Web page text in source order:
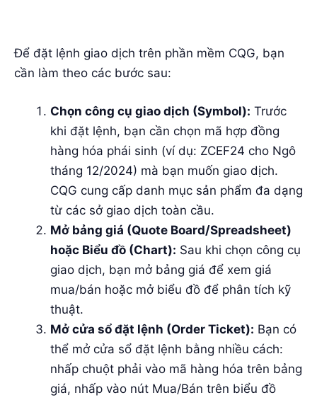
Để đặt lệnh giao dịch trên phần mềm CQG, bạn
cần làm theo các bước sau:
Chọn công cụ giao dịch (Symbol): Trước
khi đặt lệnh, bạn cần chọn mã hợp đồng
hàng hóa phái sinh (ví dụ: ZCEF24 cho Ngô
tháng 12/2024) mà bạn muốn giao dịch.
CQG cung cấp danh mục sản phẩm đa dạng
từ các sở giao dịch toàn cầu.
Mở bảng giá (Quote Board/Spreadsheet)
hoặc Biểu đồ (Chart): Sau khi chọn công cụ
giao dịch, bạn mở bảng giá để xem giá
mua/bán hoặc mở biểu đồ để phân tích kỹ
thuật.
Mở cửa sổ đặt lệnh (Order Ticket): Bạn có
thể mở cửa sổ đặt lệnh bằng nhiều cách:
nhấp chuột phải vào mã hàng hóa trên bảng
giá, nhấp vào nút Mua/Bán trên biểu đồ